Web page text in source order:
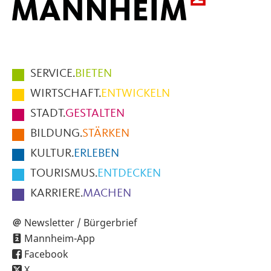
Hauptmenüpunkte
im
Fußbereich
der
Seite
SERVICE.BIETEN
WIRTSCHAFT.ENTWICKELN
STADT.GESTALTEN
BILDUNG.STÄRKEN
KULTUR.ERLEBEN
TOURISMUS.ENTDECKEN
KARRIERE.MACHEN
Newsletter / Bürgerbrief
Mannheim-App
Facebook